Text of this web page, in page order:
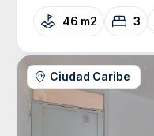
46 m2 3
Ciudad Caribe